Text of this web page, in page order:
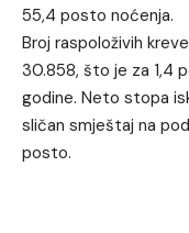
55,4 posto noćenja.
Broj raspoloživih
30.858, što je za 1,4
godine. Neto stopa
sličan smještaj na
posto.